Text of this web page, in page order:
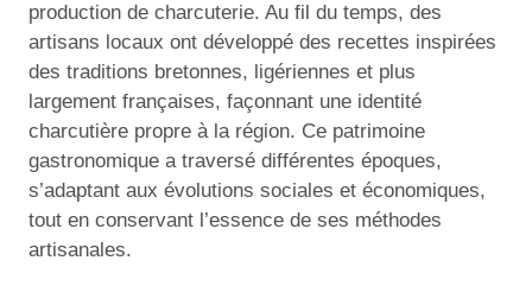
production de charcuterie. Au fil du temps, des
artisans locaux ont développé des recettes inspirées
des traditions bretonnes, ligériennes et plus
largement françaises, façonnant une identité
charcutière propre à la région. Ce patrimoine
gastronomique a traversé différentes époques,
s’adaptant aux évolutions sociales et économiques,
tout en conservant l’essence de ses méthodes
artisanales.